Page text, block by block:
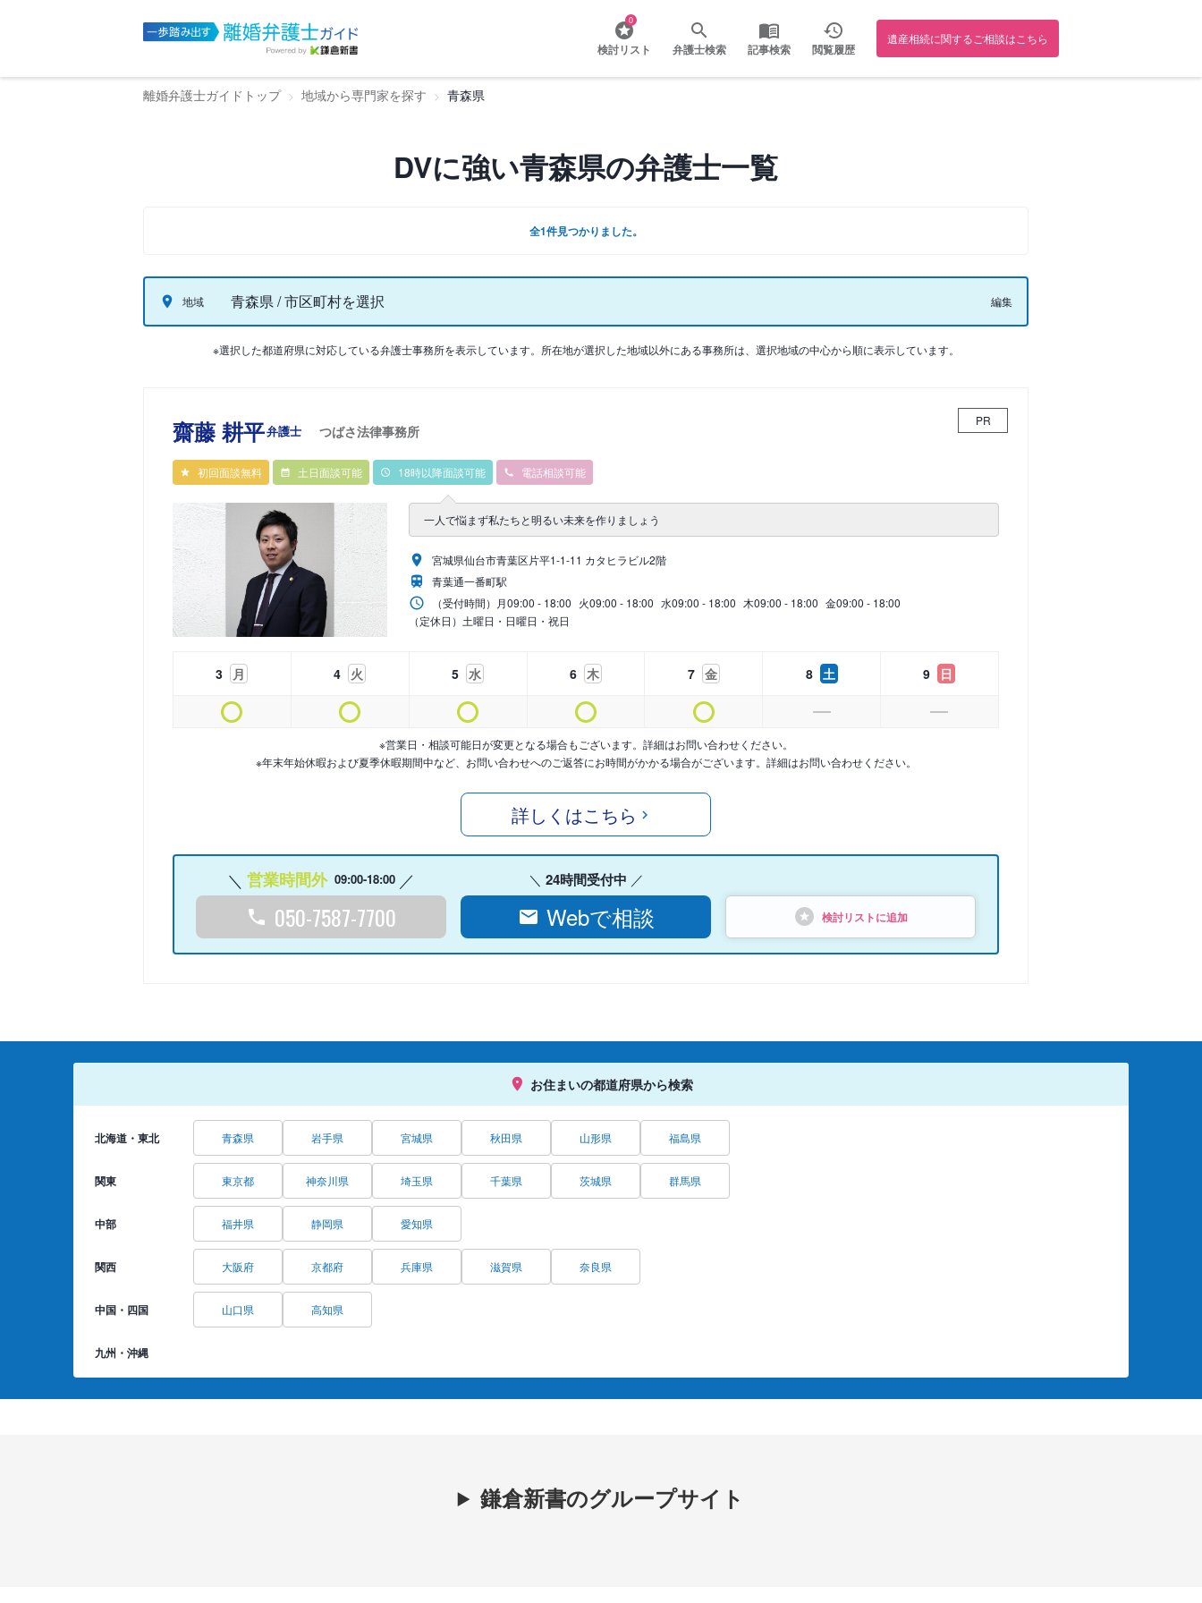
0
検討リスト 弁護士検索 記事検索 閲覧履歴
遺産相続に関するご相談はこちら
離婚弁護士ガイドトップ 地域から専門家を探す 青森県
DVに強い青森県の弁護士一覧
全1件見つかりました。
地域 青森県 / 市区町村を選択 編集
※選択した都道府県に対応している弁護士事務所を表示しています。所在地が選択した地域以外にある事務所は、選択地域の中心から順に表示しています。
齋藤 耕平弁護士 つばさ法律事務所
PR
初回面談無料 土日面談可能 18時以降面談可能 電話相談可能
一人で悩まず私たちと明るい未来を作りましょう
宮城県仙台市青葉区片平1-1-11 カタヒラビル2階
青葉通一番町駅
（受付時間） 月09:00 - 18:00 火09:00 - 18:00 水09:00 - 18:00 木09:00 - 18:00 金09:00 - 18:00
（定休日）土曜日・日曜日・祝日
3 月 4 火 5 水 6 木 7 金 8 土 9 日
※営業日・相談可能日が変更となる場合もございます。詳細はお問い合わせください。
※年末年始休暇および夏季休暇期間中など、お問い合わせへのご返答にお時間がかかる場合がございます。詳細はお問い合わせください。
詳しくはこちら
営業時間外 09:00-18:00
050-7587-7700
24時間受付中
Webで相談 検討リストに追加
お住まいの都道府県から検索
北海道・東北 青森県 岩手県 宮城県 秋田県 山形県 福島県
関東 東京都 神奈川県 埼玉県 千葉県 茨城県 群馬県
中部 福井県 静岡県 愛知県
関西 大阪府 京都府 兵庫県 滋賀県 奈良県
中国・四国 山口県 高知県
九州・沖縄
鎌倉新書のグループサイト